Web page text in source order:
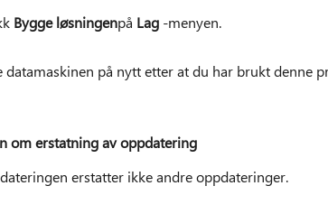
Bygge løsningenpå Lag-menyen.
datamaskinen på nytt etter at du har brukt denne
om erstatning av oppdatering
erstatter ikke andre oppdateringer.